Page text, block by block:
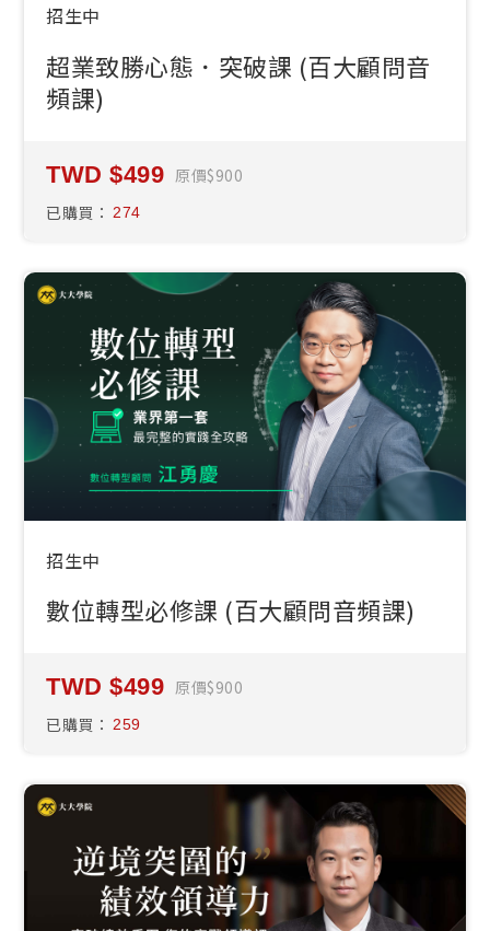
招生中
超業致勝心態．突破課 (百大顧問音
頻課)
499 原價 900
已購買：
274
招生中
數位轉型必修課 (百大顧問音頻課)
499 原價 900
已購買： 259